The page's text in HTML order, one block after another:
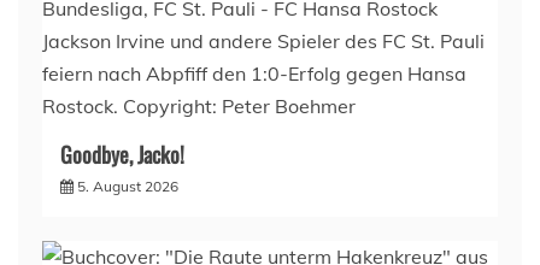
Goodbye, Jacko!
5. August 2026